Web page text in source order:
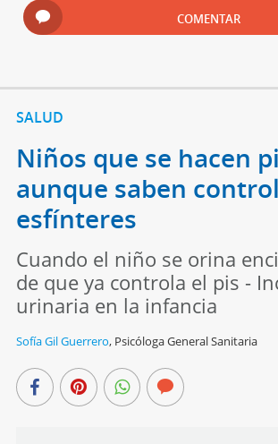
COMENTAR
SALUD
Niños que se hacen
aunque saben
esfínteres
Cuando el niño se orina
de que ya controla el pis -
urinaria en la infancia
Sofía Gil Guerrero, Psicóloga General Sanitaria